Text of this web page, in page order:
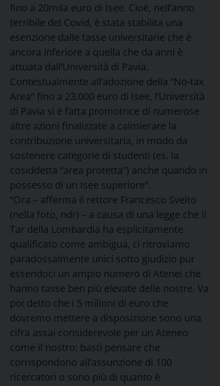
fino a 20mila euro di Isee. Cioè, nell’anno
terribile del Covid, è stata stabilita una
esenzione dalle tasse universitarie che è
ancora inferiore a quella che da anni è
attuata dall’Università di Pavia.
Contestualmente all’adozione della “No-tax
Area” fino a 23.000 euro di Isee, l’Università
di Pavia si è fatta promotrice di numerose
altre azioni finalizzate a calmierare la
contribuzione universitaria, in modo da
sostenere categorie di studenti (es. la
cosiddetta “area protetta”) anche quando in
possesso di un Isee superiore”.
“Ora – afferma il rettore Francesco Svelto
(nella foto, ndr) – a causa di una legge che il
Tar della Lombardia ha esplicitamente
qualificato come ambigua, ci ritroviamo
paradossalmente unici sotto giudizio pur
essendoci un ampio numero di Atenei che
hanno tasse ben più elevate delle nostre. Va
poi detto che i 5 milioni di euro che
dovremo mettere a disposizione sono una
cifra assai considerevole per un Ateneo
come il nostro: basti pensare che
corrispondono all’assunzione di 100
ricercatori o sono più di quanto è